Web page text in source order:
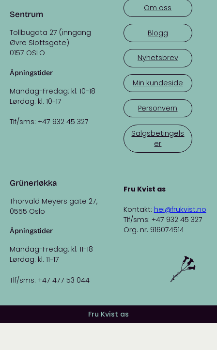
Sentrum
Tollbugata 27 (inngang
Øvre Slottsgate)
0157 OSLO
Åpningstider
Mandag-Fredag: kl. 10-18
Lørdag: kl. 10-17
Tlf/sms: +47 932 45 327
Grünerløkka
Thorvald Meyers gate 27,
0555 Oslo
Åpningstider
Mandag-Fredag: kl. 11-18
Lørdag: kl. 11-17
Tlf/sms: +47 477 53 044
Om oss
Blogg
Nyhetsbrev
Min kundeside
Personvern
Salgsbetingels
er
Fru Kvist as
Kontakt: hei@frukvist.no
Tlf/sms: +47 932 45 327
Org. nr. 916074514
Fru Kvist as